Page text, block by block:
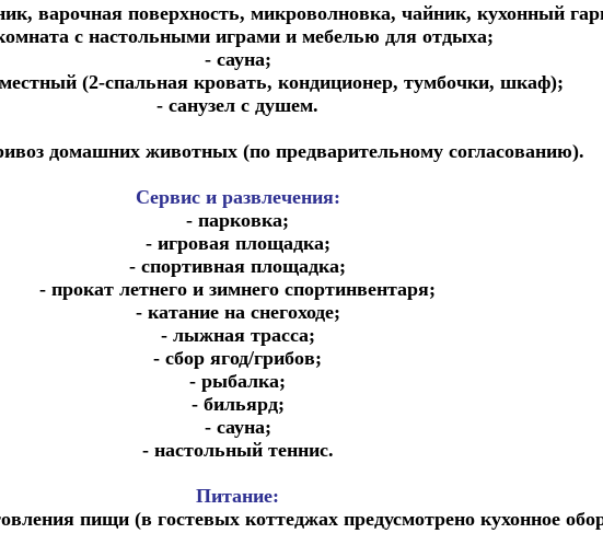
варочная поверхность, микроволновка, чайник, кухонный
с настольными играми и мебелью для отдыха;
- сауна;
(2-спальная кровать, кондиционер, тумбочки, шкаф);
- санузел с душем.
домашних животных (по предварительному согласованию).
Сервис и развлечения:
- парковка;
- игровая площадка;
- спортивная площадка;
- прокат летнего и зимнего спортинвентаря;
- катание на снегоходе;
- лыжная трасса;
- сбор ягод/грибов;
- рыбалка;
- бильярд;
- сауна;
- настольный теннис.
Питание:
пищи (в гостевых коттеджах предусмотрено кухонное